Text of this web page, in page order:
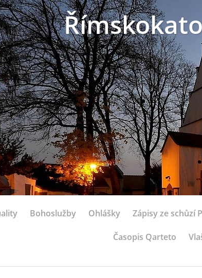
Bohoslužby Ohlášky Zápisy ze schůzí
Časopis Qarteto